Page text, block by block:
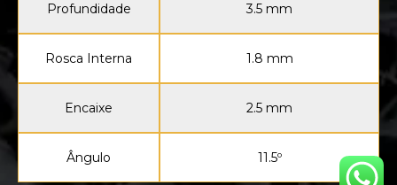
Profundidade 3.5 mm
Rosca Interna 1.8 mm
Encaixe 2.5 mm
Ângulo 11.5º